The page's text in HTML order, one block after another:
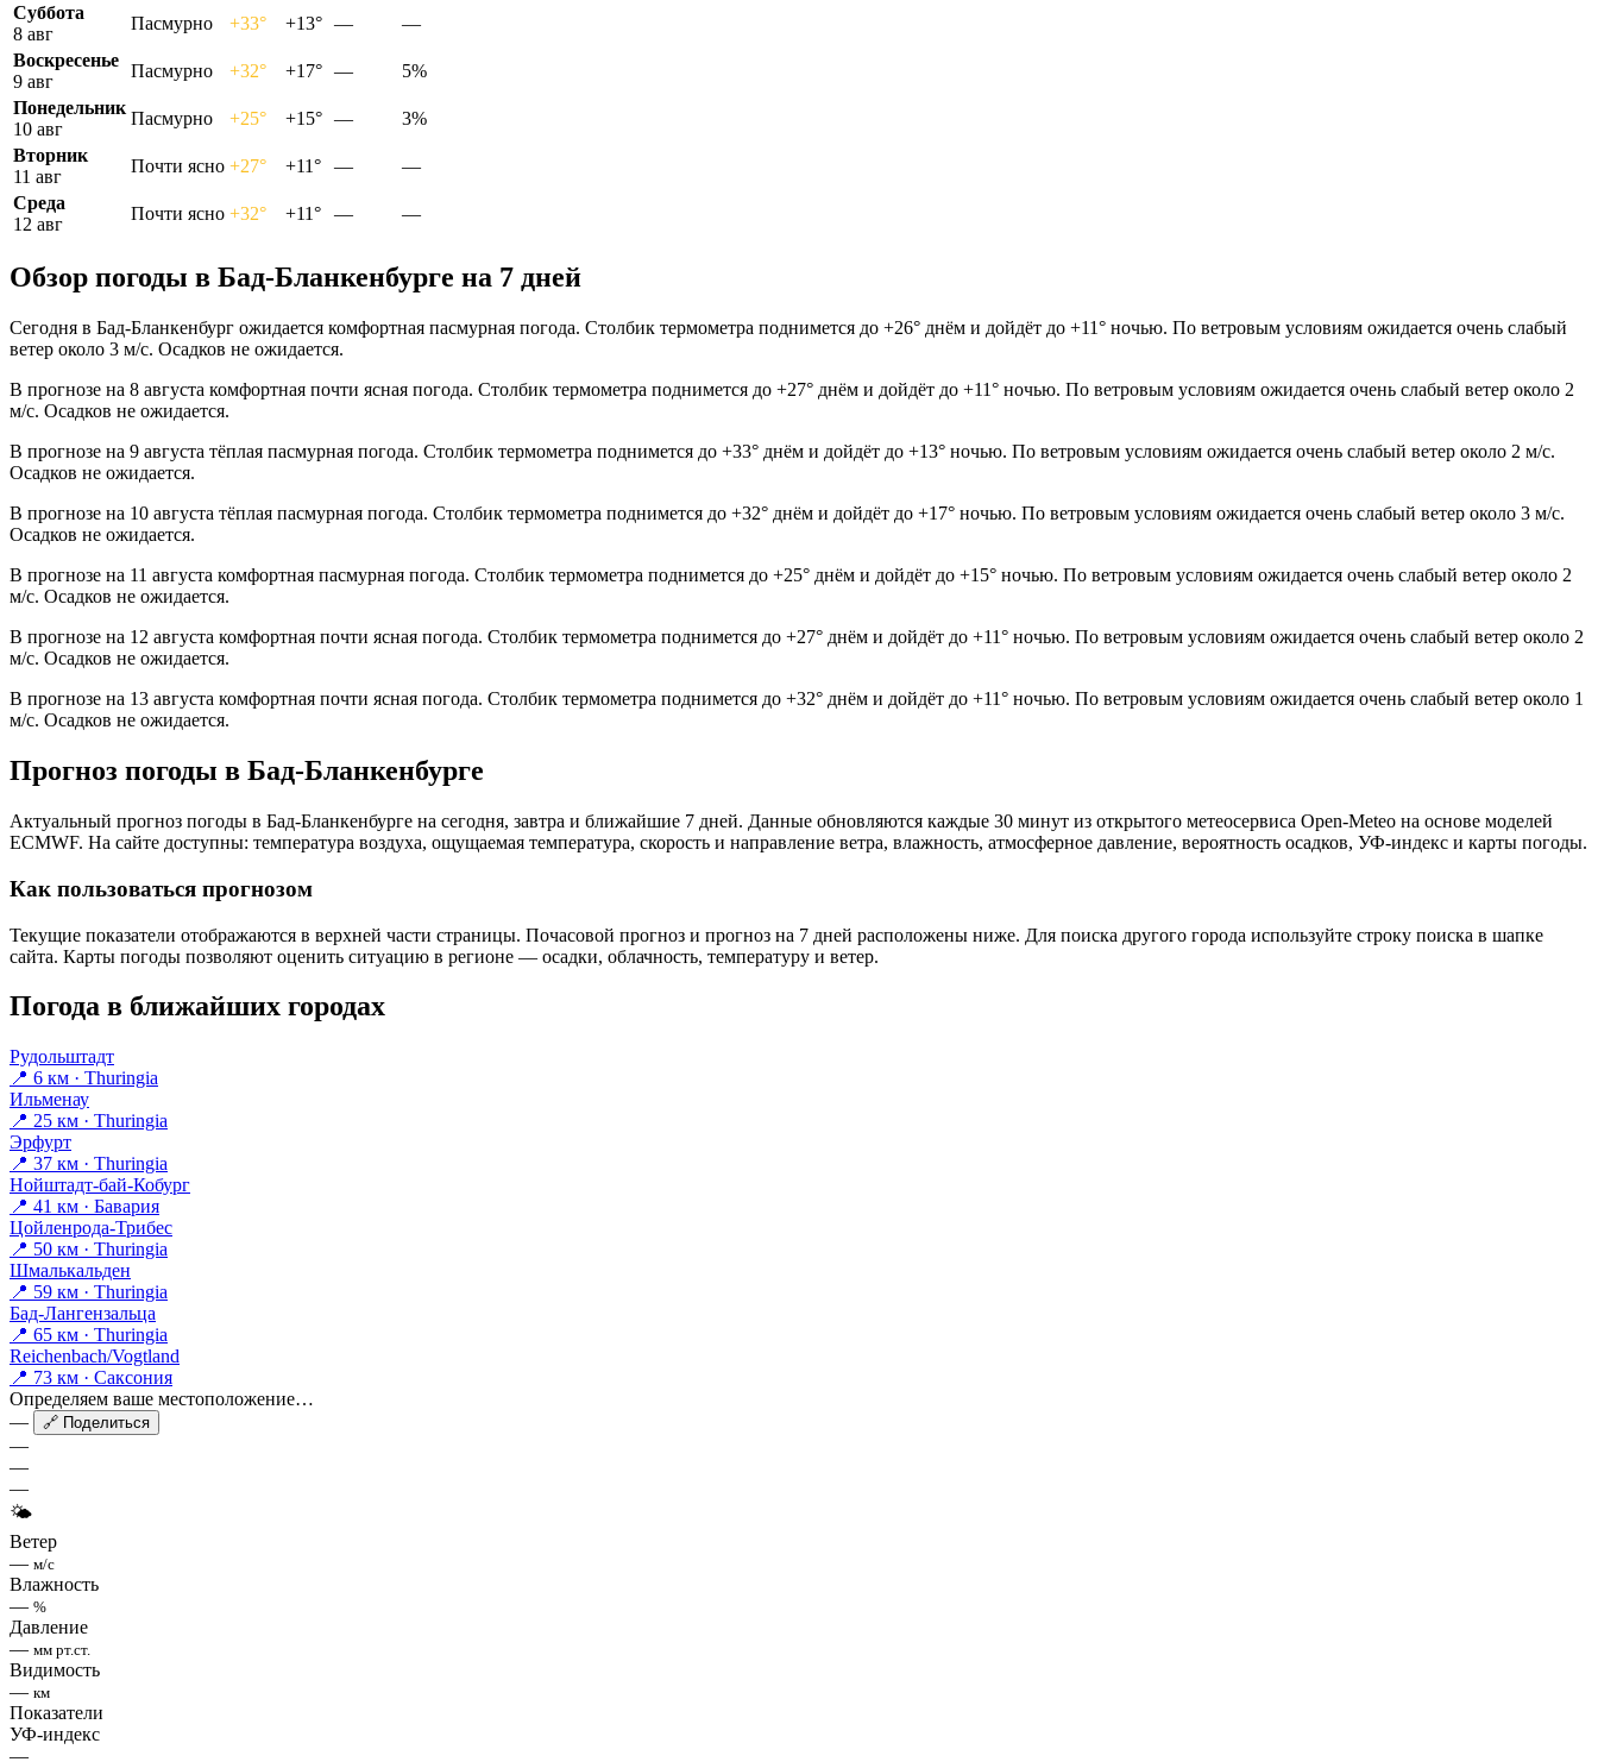
Суббота
8 авг
Пасмурно +33° +13° —
—
Воскресенье
9 авг
Пасмурно +32° +17° —
5%
Понедельник
10 авг
Пасмурно +25° +15° —
3%
Вторник
11 авг
Почти ясно +27° +11° —
—
Среда
12 авг
Почти ясно +32° +11° — —
Обзор погоды в Бад-Бланкенбурге на 7 дней
Сегодня в Бад-Бланкенбург ожидается комфортная пасмурная погода. Столбик термометра поднимется до +26° днём и дойдёт до +11° ночью. По ветровым условиям ожидается очень слабый
ветер около 3 м/с. Осадков не ожидается.
В прогнозе на 8 августа комфортная почти ясная погода. Столбик термометра поднимется до +27° днём и дойдёт до +11° ночью. По ветровым условиям ожидается очень слабый ветер около 2
м/с. Осадков не ожидается.
В прогнозе на 9 августа тёплая пасмурная погода. Столбик термометра поднимется до +33° днём и дойдёт до +13° ночью. По ветровым условиям ожидается очень слабый ветер около 2 м/с.
Осадков не ожидается.
В прогнозе на 10 августа тёплая пасмурная погода. Столбик термометра поднимется до +32° днём и дойдёт до +17° ночью. По ветровым условиям ожидается очень слабый ветер около 3 м/с.
Осадков не ожидается.
В прогнозе на 11 августа комфортная пасмурная погода. Столбик термометра поднимется до +25° днём и дойдёт до +15° ночью. По ветровым условиям ожидается очень слабый ветер около 2
м/с. Осадков не ожидается.
В прогнозе на 12 августа комфортная почти ясная погода. Столбик термометра поднимется до +27° днём и дойдёт до +11° ночью. По ветровым условиям ожидается очень слабый ветер около 2
м/с. Осадков не ожидается.
В прогнозе на 13 августа комфортная почти ясная погода. Столбик термометра поднимется до +32° днём и дойдёт до +11° ночью. По ветровым условиям ожидается очень слабый ветер около 1
м/с. Осадков не ожидается.
Прогноз погоды в Бад-Бланкенбурге
Актуальный прогноз погоды в Бад-Бланкенбурге на сегодня, завтра и ближайшие 7 дней. Данные обновляются каждые 30 минут из открытого метеосервиса Open-Meteo на основе моделей
ECMWF. На сайте доступны: температура воздуха, ощущаемая температура, скорость и направление ветра, влажность, атмосферное давление, вероятность осадков, УФ-индекс и карты погоды.
Как пользоваться прогнозом
Текущие показатели отображаются в верхней части страницы. Почасовой прогноз и прогноз на 7 дней расположены ниже. Для поиска другого города используйте строку поиска в шапке
сайта. Карты погоды позволяют оценить ситуацию в регионе — осадки, облачность, температуру и ветер.
Погода в ближайших городах
Рудольштадт
📍 6 км · Thuringia
Ильменау
📍 25 км · Thuringia
Эрфурт
📍 37 км · Thuringia
Нойштадт-бай-Кобург
📍 41 км · Бавария
Цойленрода-Трибес
📍 50 км · Thuringia
Шмалькальден
📍 59 км · Thuringia
Бад-Лангензальца
📍 65 км · Thuringia
Reichenbach/Vogtland
📍 73 км · Саксония
Определяем ваше местоположение…
—
🔗 Поделиться
—
—
—
🌤
Ветер
— м/с
Влажность
— %
Давление
— мм рт.ст.
Видимость
— км
Показатели
УФ-индекс
—